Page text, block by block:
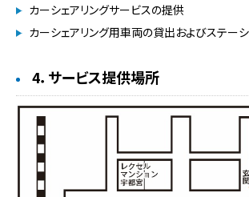
カーシェアリングサービスの提供
カーシェアリング用車両の貸出およびステー
4．サービス提供場所